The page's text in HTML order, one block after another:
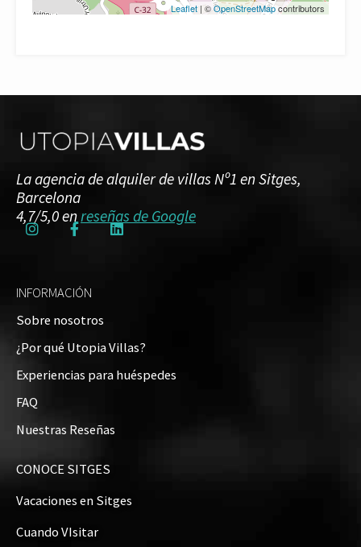
Leaflet | ©OpenStreetMapcontributors
La agencia de alquiler de villas Nº1 en Sitges,
Barcelona
4,7/5,0 en reseñas de Google
INFORMACIÓN
Sobre nosotros
¿Por qué Utopia Villas?
Experiencias para huéspedes
FAQ
Nuestras Reseñas
CONOCE SITGES
Vacaciones en Sitges
Cuando VIsitar